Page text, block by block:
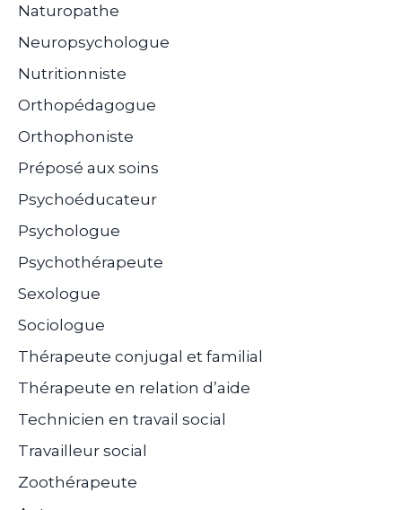
Naturopathe
Neuropsychologue
Nutritionniste
Orthopédagogue
Orthophoniste
Préposé aux soins
Psychoéducateur
Psychologue
Psychothérapeute
Sexologue
Sociologue
Thérapeute conjugal et familial
Thérapeute en relation d’aide
Technicien en travail social
Travailleur social
Zoothérapeute